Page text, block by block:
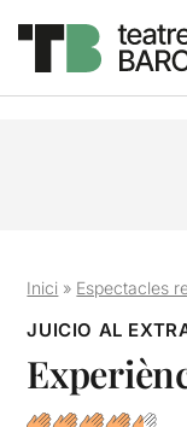
Inici » Espectacles
JUICIO AL